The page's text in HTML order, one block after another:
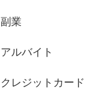
副業
アルバイト
クレジットカード